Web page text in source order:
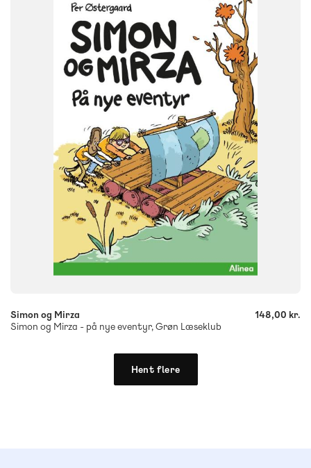
2. klasse 3. klasse
FORMAT
Flergangsbog
+
Simon og Mirza
Simon og Mirza - på nye eventyr, Grøn Læseklub
148,00 kr.
Hent flere